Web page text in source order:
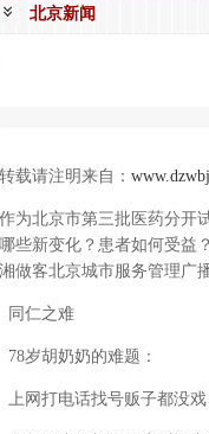
北京新闻
转载请注明来自：
作为北京市第三批医药分开
哪些新变化？患者如何受益
湘做客北京城市服务管理广
同仁之难
78岁胡奶奶的难题：
上网打电话找号贩子都没戏